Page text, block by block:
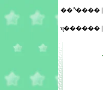
��ׯ����
ʯ������